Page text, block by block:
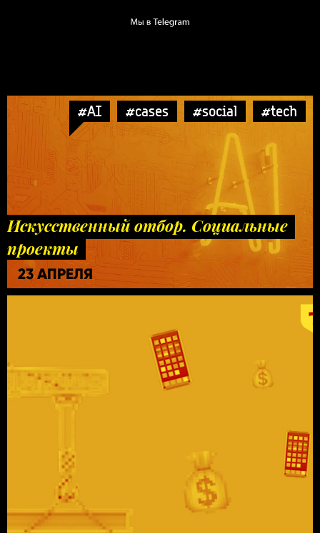
#AI #cases #social #tech
Искусственный отбор. Социальные
проекты
23 АПРЕЛЯ